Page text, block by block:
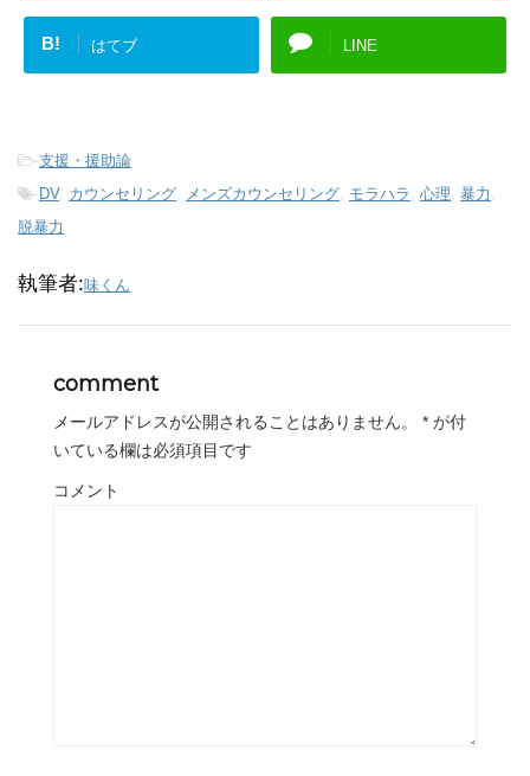
B! はてブ LINE
-支援・援助論
-DV, カウンセリング, メンズカウンセリング, モラハラ , 心理, 暴力 ,
脱暴力
執筆者:味くん
comment
メールアドレスが公開されることはありません。 * が付
いている欄は必須項目です
コメント